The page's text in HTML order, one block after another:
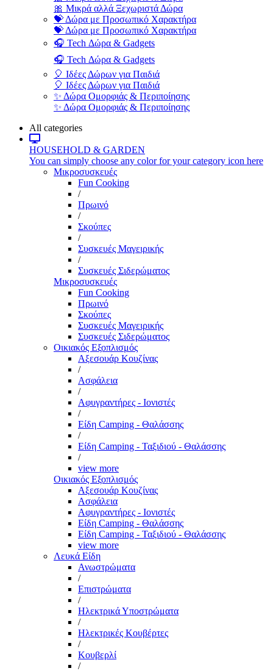
🎀 Μικρά αλλά Ξεχωριστά Δώρα
💝 Δώρα με Προσωπικό Χαρακτήρα
💝 Δώρα με Προσωπικό Χαρακτήρα
🎧 Tech Δώρα & Gadgets
🎧 Tech Δώρα & Gadgets
🎈 Ιδέες Δώρων για Παιδιά
🎈 Ιδέες Δώρων για Παιδιά
✨ Δώρα Ομορφιάς & Περιποίησης
✨ Δώρα Ομορφιάς & Περιποίησης
All categories
HOUSEHOLD & GARDEN
You can simply choose any color for your category icon here
Μικροσυσκευές
Fun Cooking
/
Πρωινό
/
Σκούπες
/
Συσκευές Μαγειρικής
/
Συσκευές Σιδερώματος
Μικροσυσκευές
Fun Cooking
Πρωινό
Σκούπες
Συσκευές Μαγειρικής
Συσκευές Σιδερώματος
Οικιακός Εξοπλισμός
Αξεσουάρ Κουζίνας
/
Ασφάλεια
/
Αφυγραντήρες - Ιονιστές
/
Είδη Camping - Θαλάσσης
/
Είδη Camping - Ταξιδιού - Θαλάσσης
/
view more
Οικιακός Εξοπλισμός
Αξεσουάρ Κουζίνας
Ασφάλεια
Αφυγραντήρες - Ιονιστές
Είδη Camping - Θαλάσσης
Είδη Camping - Ταξιδιού - Θαλάσσης
view more
Λευκά Είδη
Ανωστρώματα
/
Επιστρώματα
/
Ηλεκτρικά Υποστρώματα
/
Ηλεκτρικές Κουβέρτες
/
Κουβερλί
/